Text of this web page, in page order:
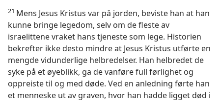
21 Mens Jesus Kristus var på jorden, beviste han at han
kunne bringe legedom, selv om de fleste av
israelittene vraket hans tjeneste som lege. Historien
bekrefter ikke desto mindre at Jesus Kristus utførte en
mengde vidunderlige helbredelser. Han helbredet de
syke på et øyeblikk, ga de vanføre full førlighet og
oppreiste til og med døde. Ved en anledning førte han
et menneske ut av graven, hvor han hadde ligget død i